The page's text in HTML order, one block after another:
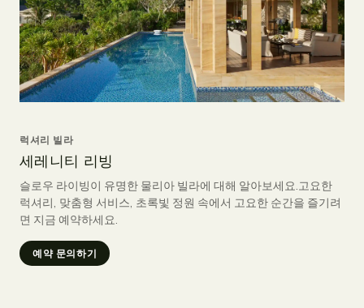
럭셔리 빌라
세레니티 리빙
슬로우 라이빙이 유명한 물리아 빌라에 대해 알아보세요.고요한
럭셔리, 맞춤형 서비스, 초록빛 정원 속에서 고요한 순간을 즐기려
면 지금 예약하세요.
예약 문의하기